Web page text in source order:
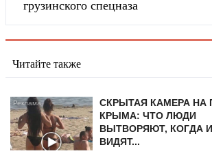
грузинского спецназа
Читайте также
СКРЫТАЯ КАМЕРА НА
КРЫМА: ЧТО ЛЮДИ
ВЫТВОРЯЮТ, КОГДА
ВИДЯТ...